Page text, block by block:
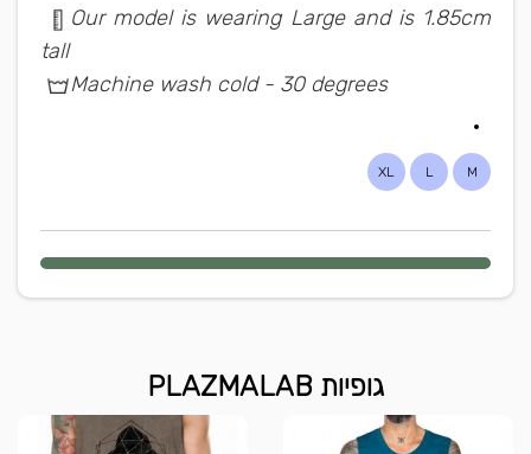
Our model is wearing Large and is 1.85cm
tall
Machine wash cold - 30 degrees
M
L
XL
גופיות PLAZMALAB